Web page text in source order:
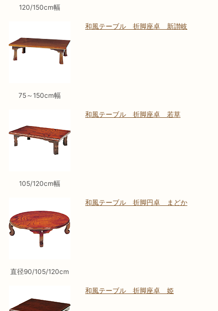
120/150cm幅
75～150cm幅
和風テーブル 折脚座卓 新讃岐
105/120cm幅
和風テーブル 折脚座卓 若草
直径90/105/120cm
和風テーブル 折脚円卓 まどか
和風テーブル 折脚座卓 姫